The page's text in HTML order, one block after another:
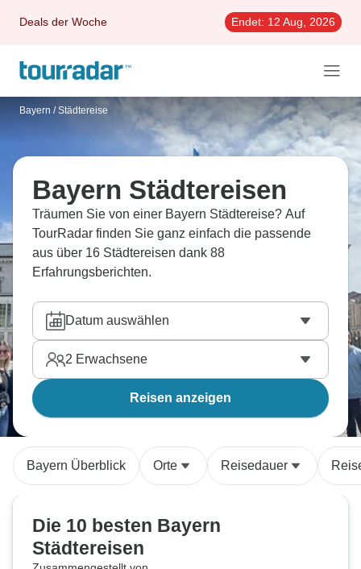
Deals der Woche Endet: 12 Aug, 2026
Bayern / Städtereise
Bayern Städtereisen
Träumen Sie von einer Bayern Städtereise? Auf
TourRadar finden Sie ganz einfach die passende
aus über 16 Städtereisen dank 88
Erfahrungsberichten.
Datum auswählen
2 Erwachsene
Reisen anzeigen
Bayern Überblick Orte Reisedauer
Die 10 besten Bayern
Städtereisen